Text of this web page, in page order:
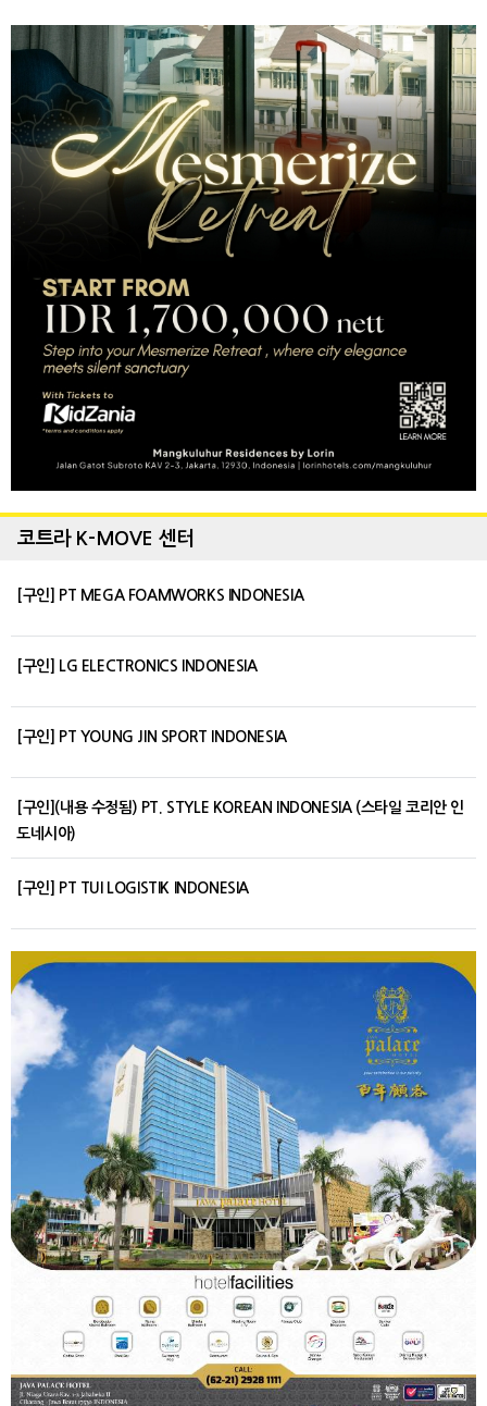
코트라 K-MOVE 센터
[구인] PT MEGA FOAMWORKS INDONESIA
[구인] LG ELECTRONICS INDONESIA
[구인] PT YOUNG JIN SPORT INDONESIA
[구인](내용 수정됨) PT. STYLE KOREAN INDONESIA (스타일 코리안 인
도네시아)
[구인] PT TUI LOGISTIK INDONESIA